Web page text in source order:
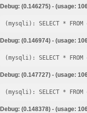
Debug: (0.146275) - (usage:
Debug: (0.146974) - (usage:
Debug: (0.147727) - (usage:
Debug: (0.148378) - (usage: